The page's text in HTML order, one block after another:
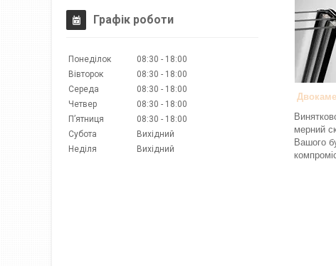
мерний
Вашого
Графік роботи
Понеділок 08:30
18:00
Вівторок
08:30
18:00
Середа
08:30
18:00
Четвер
08:30
18:00
Пʼятниця
08:30
18:00
Субота
Вихідний
Неділя
Вихідний